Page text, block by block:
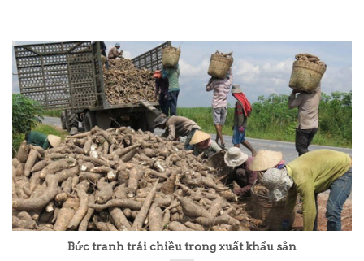
Bức tranh trái chiều trong xuất khẩu sắn